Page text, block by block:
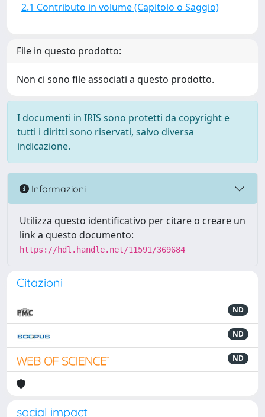
2.1 Contributo in volume (Capitolo o Saggio)
File in questo prodotto:
Non ci sono file associati a questo prodotto.
I documenti in IRIS sono protetti da copyright e
tutti i diritti sono riservati, salvo diversa
indicazione.
Informazioni
Utilizza questo identificativo per citare o creare un
link a questo documento:
https://hdl.handle.net/11591/369684
Citazioni
ND
ND
ND
social impact